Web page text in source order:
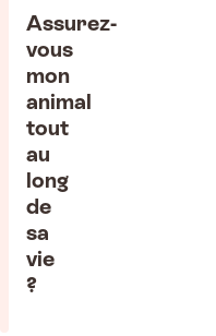
Assurez-
vous
mon
animal
tout
au
long
de
sa
vie
?